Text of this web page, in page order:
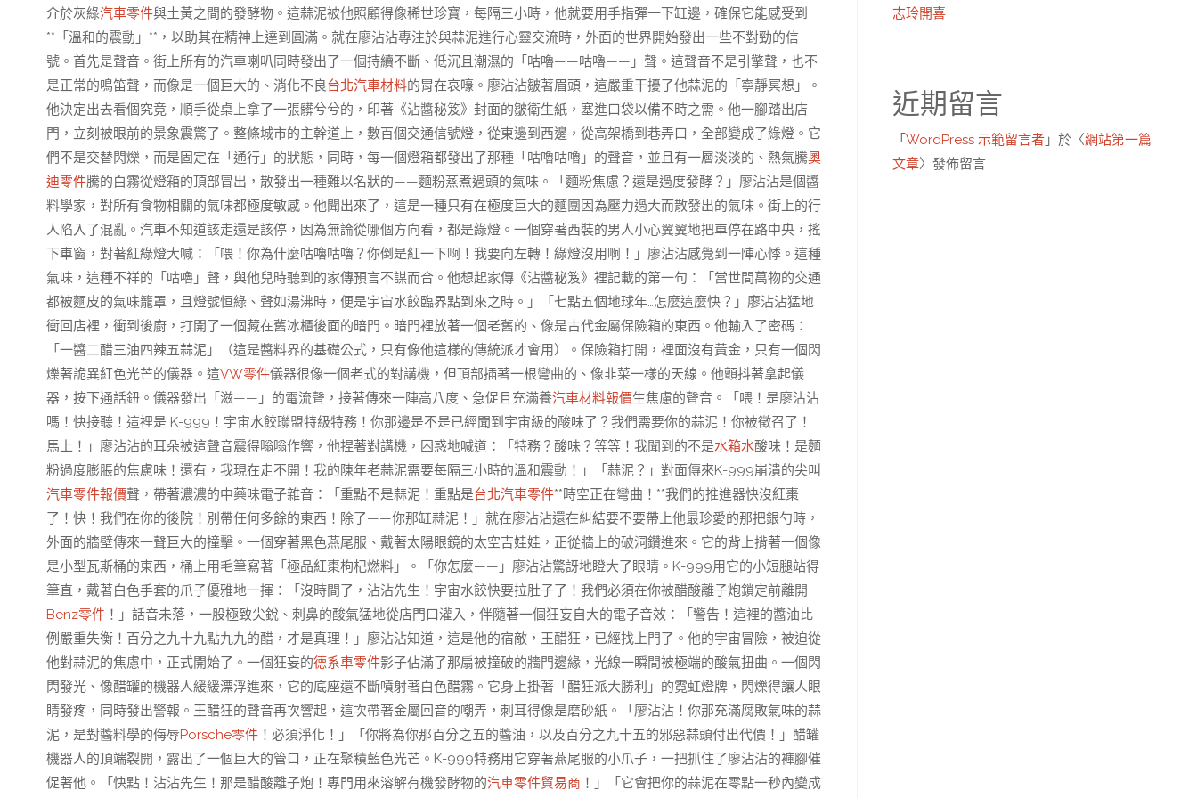
介於灰綠汽車零件與土黃之間的發酵物。這蒜泥被他照顧得像稀世珍寶，每隔三小時，他就要用手指彈一下缸邊，確保它能感受到
**「溫和的震動」**，以助其在精神上達到圓滿。就在廖沾沾專注於與蒜泥進行心靈交流時，外面的世界開始發出一些不對勁的信
號。首先是聲音。街上所有的汽車喇叭同時發出了一個持續不斷、低沉且潮濕的「咕嚕——咕嚕——」聲。這聲音不是引擎聲，也不
是正常的鳴笛聲，而像是一個巨大的、消化不良台北汽車材料的胃在哀嚎。廖沾沾皺著眉頭，這嚴重干擾了他蒜泥的「寧靜冥想」。
他決定出去看個究竟，順手從桌上拿了一張髒兮兮的，印著《沾醬秘笈》封面的皺衛生紙，塞進口袋以備不時之需。他一腳踏出店
門，立刻被眼前的景象震驚了。整條城市的主幹道上，數百個交通信號燈，從東邊到西邊，從高架橋到巷弄口，全部變成了綠燈。它
們不是交替閃爍，而是固定在「通行」的狀態，同時，每一個燈箱都發出了那種「咕嚕咕嚕」的聲音，並且有一層淡淡的、熱氣騰奧
迪零件騰的白霧從燈箱的頂部冒出，散發出一種難以名狀的——麵粉蒸煮過頭的氣味。「麵粉焦慮？還是過度發酵？」廖沾沾是個醬
料學家，對所有食物相關的氣味都極度敏感。他聞出來了，這是一種只有在極度巨大的麵團因為壓力過大而散發出的氣味。街上的行
人陷入了混亂。汽車不知道該走還是該停，因為無論從哪個方向看，都是綠燈。一個穿著西裝的男人小心翼翼地把車停在路中央，搖
下車窗，對著紅綠燈大喊：「喂！你為什麼咕嚕咕嚕？你倒是紅一下啊！我要向左轉！綠燈沒用啊！」廖沾沾感覺到一陣心悸。這種
氣味，這種不祥的「咕嚕」聲，與他兒時聽到的家傳預言不謀而合。他想起家傳《沾醬秘笈》裡記載的第一句：「當世間萬物的交通
都被麵皮的氣味籠罩，且燈號恒綠、聲如湯沸時，便是宇宙水餃臨界點到來之時。」「七點五個地球年…怎麼這麼快？」廖沾沾猛地
衝回店裡，衝到後廚，打開了一個藏在舊冰櫃後面的暗門。暗門裡放著一個老舊的、像是古代金屬保險箱的東西。他輸入了密碼：
「一醬二醋三油四辣五蒜泥」（這是醬料界的基礎公式，只有像他這樣的傳統派才會用）。保險箱打開，裡面沒有黃金，只有一個閃
爍著詭異紅色光芒的儀器。這VW零件儀器很像一個老式的對講機，但頂部插著一根彎曲的、像韭菜一樣的天線。他顫抖著拿起儀
器，按下通話鈕。儀器發出「滋——」的電流聲，接著傳來一陣高八度、急促且充滿養汽車材料報價生焦慮的聲音。「喂！是廖沾沾
嗎！快接聽！這裡是 K-999！宇宙水餃聯盟特級特務！你那邊是不是已經聞到宇宙級的酸味了？我們需要你的蒜泥！你被徵召了！
馬上！」廖沾沾的耳朵被這聲音震得嗡嗡作響，他捏著對講機，困惑地喊道：「特務？酸味？等等！我聞到的不是水箱水酸味！是麵
粉過度膨脹的焦慮味！還有，我現在走不開！我的陳年老蒜泥需要每隔三小時的溫和震動！」「蒜泥？」對面傳來K-999崩潰的尖叫
汽車零件報價聲，帶著濃濃的中藥味電子雜音：「重點不是蒜泥！重點是台北汽車零件**時空正在彎曲！**我們的推進器快沒紅棗
了！快！我們在你的後院！別帶任何多餘的東西！除了——你那缸蒜泥！」就在廖沾沾還在糾結要不要帶上他最珍愛的那把銀勺時，
外面的牆壁傳來一聲巨大的撞擊。一個穿著黑色燕尾服、戴著太陽眼鏡的太空吉娃娃，正從牆上的破洞鑽進來。它的背上揹著一個像
是小型瓦斯桶的東西，桶上用毛筆寫著「極品紅棗枸杞燃料」。「你怎麼——」廖沾沾驚訝地瞪大了眼睛。K-999用它的小短腿站得
筆直，戴著白色手套的爪子優雅地一揮：「沒時間了，沾沾先生！宇宙水餃快要拉肚子了！我們必須在你被醋酸離子炮鎖定前離開
Benz零件 ！」話音未落，一股極致尖銳、刺鼻的酸氣猛地從店門口灌入，伴隨著一個狂妄自大的電子音效：「警告！這裡的醬油比
例嚴重失衡！百分之九十九點九九的醋，才是真理！」廖沾沾知道，這是他的宿敵，王醋狂，已經找上門了。他的宇宙冒險，被迫從
他對蒜泥的焦慮中，正式開始了。一個狂妄的德系車零件影子佔滿了那扇被撞破的牆門邊緣，光線一瞬間被極端的酸氣扭曲。一個閃
閃發光、像醋罐的機器人緩緩漂浮進來，它的底座還不斷噴射著白色醋霧。它身上掛著「醋狂派大勝利」的霓虹燈牌，閃爍得讓人眼
睛發疼，同時發出警報。王醋狂的聲音再次響起，這次帶著金屬回音的嘲弄，刺耳得像是磨砂紙。「廖沾沾！你那充滿腐敗氣味的蒜
泥，是對醬料學的侮辱Porsche零件 ！必須淨化！」「你將為你那百分之五的醬油，以及百分之九十五的邪惡蒜頭付出代價！」醋罐
機器人的頂端裂開，露出了一個巨大的管口，正在聚積藍色光芒。K-999特務用它穿著燕尾服的小爪子，一把抓住了廖沾沾的褲腳催
促著他。「快點！沾沾先生！那是醋酸離子炮！專門用來溶解有機發酵物的汽車零件貿易商 ！」「它會把你的蒜泥在零點一秒內變成
志玲開喜
近期留言
「 WordPress 示範留言者 」於〈網站第一篇
文章〉發佈留言